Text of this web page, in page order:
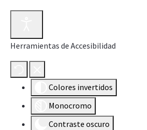
Herramientas de Accesibilidad
Colores invertidos
Monocromo
Contraste oscuro